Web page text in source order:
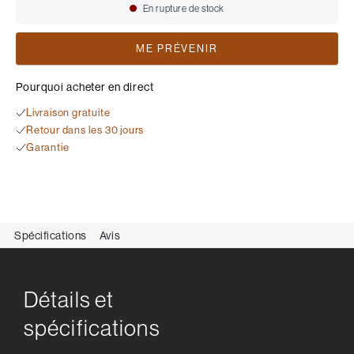
Disponibilité:
En rupture de stock
ME PRÉVENIR
Pourquoi acheter en direct
Livraison gratuite
Retour dans les 30 jours
Garantie
Spécifications Avis
Détails et
spécifications